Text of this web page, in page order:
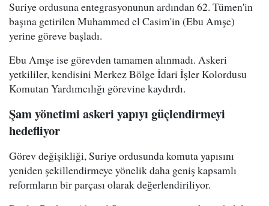
Suriye ordusuna entegrasyonunun ardından 62. Tümen'in
başına getirilen Muhammed el Casim'in (Ebu Amşe)
yerine göreve başladı.
Ebu Amşe ise görevden tamamen alınmadı. Askeri
yetkililer, kendisini Merkez Bölge İdari İşler Kolordusu
Komutan Yardımcılığı görevine kaydırdı.
Şam yönetimi askeri yapıyı güçlendirmeyi
hedefliyor
Görev değişikliği, Suriye ordusunda komuta yapısını
yeniden şekillendirmeye yönelik daha geniş kapsamlı
reformların bir parçası olarak değerlendiriliyor.